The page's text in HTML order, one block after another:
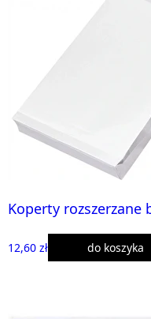
Koperty rozszerzane
12,60 zł do koszyka